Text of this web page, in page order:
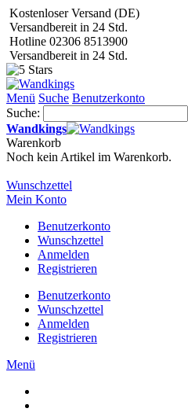
Kostenloser Versand (DE)
Versandbereit in 24 Std.
Hotline 02306 8513900
Versandbereit in 24 Std.
Menü Suche Benutzerkonto
Suche:
Wandkings
Warenkorb
Noch kein Artikel im Warenkorb.
Wunschzettel
Mein Konto
Benutzerkonto
Wunschzettel
Anmelden
Registrieren
Benutzerkonto
Wunschzettel
Anmelden
Registrieren
Menü